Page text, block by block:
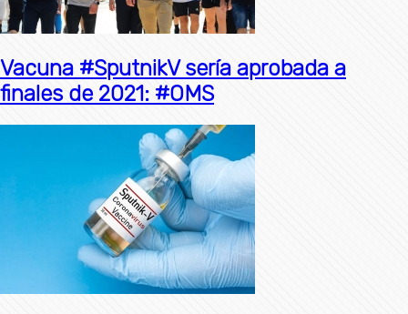
Vacuna #SputnikV sería aprobada a
finales de 2021: #OMS